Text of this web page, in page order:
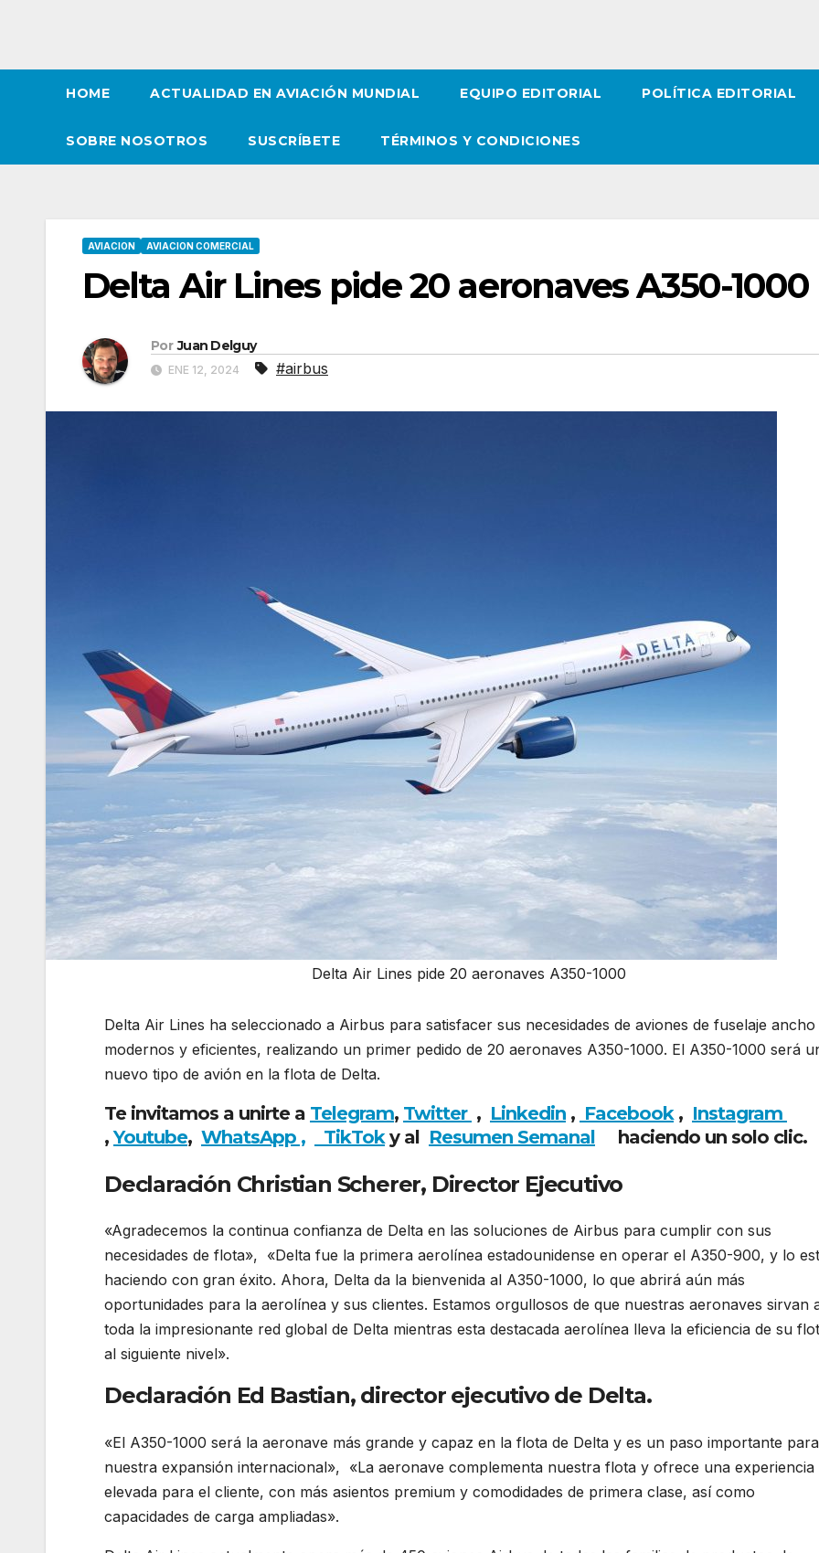
HOME ACTUALIDAD EN AVIACIÓN MUNDIAL EQUIPO EDITORIAL POLÍTICA EDITORIAL
SOBRE NOSOTROS SUSCRÍBETE TÉRMINOS Y CONDICIONES
AVIACION AVIACION COMERCIAL
Delta Air Lines pide 20 aeronaves A350-1000
Por Juan Delguy
ENE 12, 2024 #airbus
Delta Air Lines pide 20 aeronaves A350-1000
Delta Air Lines ha seleccionado a Airbus para satisfacer sus necesidades de aviones de fuselaje ancho
modernos y eficientes, realizando un primer pedido de 20 aeronaves A350-1000. El A350-1000 será
nuevo tipo de avión en la flota de Delta.
Te invitamos a unirte a Telegram, Twitter , Linkedin , Facebook, Instagram
,Youtube, WhatsApp , TikToky al Resumen Semanal haciendo un solo clic.
Declaración Christian Scherer, Director Ejecutivo
«Agradecemos la continua confianza de Delta en las soluciones de Airbus para cumplir con sus
necesidades de flota», «Delta fue la primera aerolínea estadounidense en operar el A350-900, y lo
haciendo con gran éxito. Ahora, Delta da la bienvenida al A350-1000, lo que abrirá aún más
oportunidades para la aerolínea y sus clientes. Estamos orgullosos de que nuestras aeronaves sirvan
toda la impresionante red global de Delta mientras esta destacada aerolínea lleva la eficiencia de su
al siguiente nivel».
Declaración Ed Bastian, director ejecutivo de Delta.
«El A350-1000 será la aeronave más grande y capaz en la flota de Delta y es un paso importante para
nuestra expansión internacional», «La aeronave complementa nuestra flota y ofrece una experiencia
elevada para el cliente, con más asientos premium y comodidades de primera clase, así como
capacidades de carga ampliadas».